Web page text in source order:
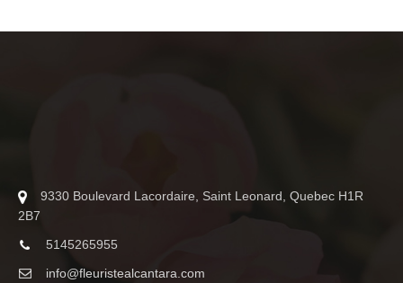
9330 Boulevard Lacordaire, Saint Leonard, Quebec H1R
2B7
5145265955
info@fleuristealcantara.com